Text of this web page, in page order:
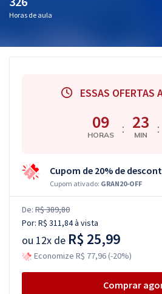
Horas de aula
ESSAS OFERTAS
09
HORAS : 23
MIN :
Cupom de 20% de
Cupom ativado: GRAN20-OFF
De: R$ 389,80
Por: R$ 311,84à vista
ou 12x de R$ 25,99
Economize R$ 77,96 (-20%)
Comprar